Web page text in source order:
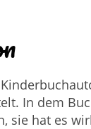
In dem
sie hat es